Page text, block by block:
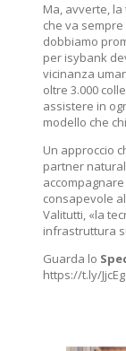
Ma, avverte,
che va
dobbiamo
per isybank
vicinanza
oltre 3.000
assistere in
modello che
Un approccio
partner
consapevole
Valitutti, «la
infrastruttura
Guarda lo
https://t.ly/JjcEg